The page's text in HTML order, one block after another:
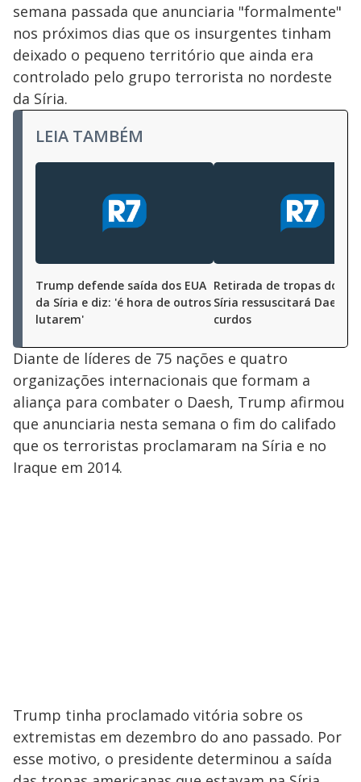
semana passada que anunciaria "formalmente"
nos próximos dias que os insurgentes tinham
deixado o pequeno território que ainda era
controlado pelo grupo terrorista no nordeste
da Síria.
LEIA TAMBÉM
Trump defende saída dos EUA
da Síria e diz: 'é hora de outros
lutarem'
Retirada de tropas dos
Síria ressuscitará Daesh,
curdos
Diante de líderes de 75 nações e quatro
organizações internacionais que formam a
aliança para combater o Daesh, Trump afirmou
que anunciaria nesta semana o fim do califado
que os terroristas proclamaram na Síria e no
Iraque em 2014.
Trump tinha proclamado vitória sobre os
extremistas em dezembro do ano passado. Por
esse motivo, o presidente determinou a saída